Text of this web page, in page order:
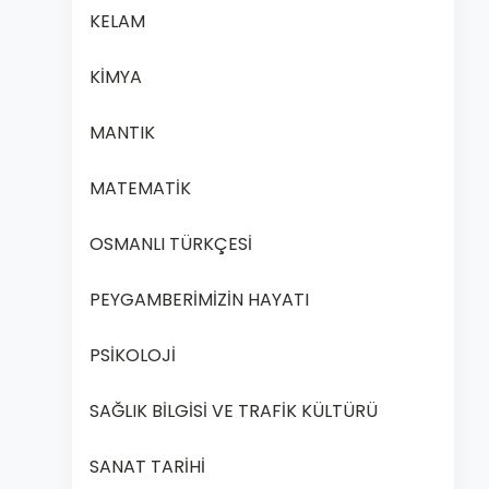
KELAM
KİMYA
MANTIK
MATEMATİK
OSMANLI TÜRKÇESİ
PEYGAMBERİMİZİN HAYATI
PSİKOLOJİ
SAĞLIK BİLGİSİ VE TRAFİK KÜLTÜRÜ
SANAT TARİHİ